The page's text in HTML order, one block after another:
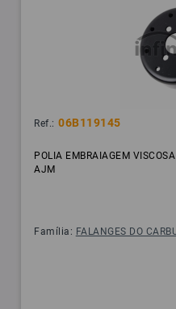
Ref.: 06B119145
POLIA EMBRAIAGEM
AJM
Família: FALANGES DO